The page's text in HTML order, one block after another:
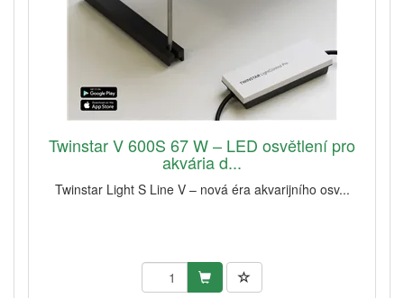
Twinstar V 600S 67 W – LED osvětlení pro
akvária d...
Twinstar Light S Line V – nová éra akvarijního osv...